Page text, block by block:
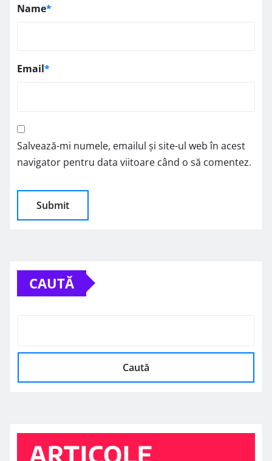
Name*
Email*
Salvează-mi numele, emailul și site-ul web în acest
navigator pentru data viitoare când o să comentez.
CAUTĂ
Caută
ARTICOLE